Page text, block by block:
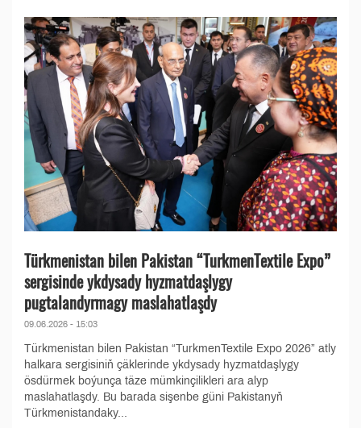
Türkmenistan bilen Pakistan “TurkmenTextile Expo”
sergisinde ykdysady hyzmatdaşlygy
pugtalandyrmagy maslahatlaşdy
09.06.2026 - 15:03
Türkmenistan bilen Pakistan “TurkmenTextile Expo 2026” atly
halkara sergisiniň çäklerinde ykdysady hyzmatdaşlygy
ösdürmek boýunça täze mümkinçilikleri ara alyp
maslahatlaşdy. Bu barada sişenbe güni Pakistanyň
Türkmenistandaky...